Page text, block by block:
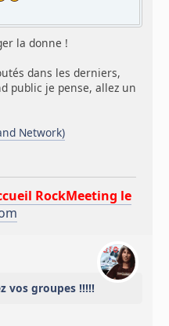
la donne !
dans les derniers,
public je pense, allez un
Network)
RockMeeting le
vos groupes !!!!!